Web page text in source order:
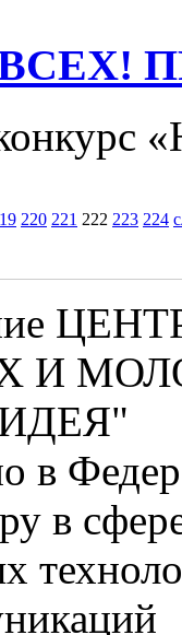
220 221 222 223 224
И
в
в